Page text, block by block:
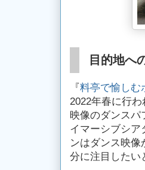
目的地へ
『料亭で愉しむ
2022年春に行
映像のダンスパ
イマーシブシア
ンはダンス映
分に注目したい